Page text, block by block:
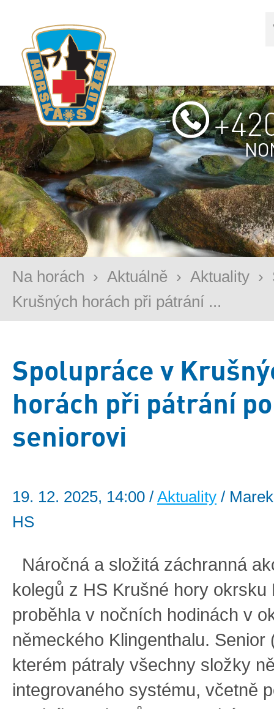
Na horách › Aktuálně › Aktuality ›
Krušných horách při pátrání ...
Spolupráce v
horách při pátrání po
seniorovi
19. 12. 2025, 14:00 / Aktuality /
HS
Náročná a složitá záchranná
kolegů z HS Krušné hory okrsku
proběhla v nočních hodinách v
německého Klingenthalu. Senior
kterém pátraly všechny složky
integrovaného systému, včetně